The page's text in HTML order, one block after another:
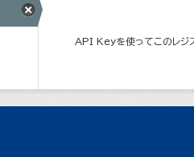
API Keyを使ってこのレジ